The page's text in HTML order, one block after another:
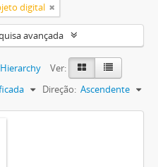
digital
avançada
Hierarchy
Ver:
Direção: Ascendente